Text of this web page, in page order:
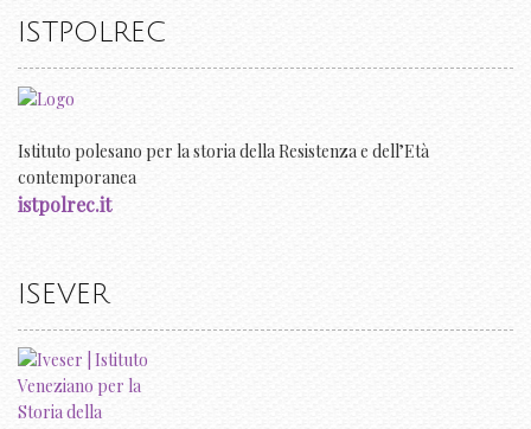
ISTPOLREC
Istituto polesano per la storia della Resistenza e dell’Età
contemporanea
istpolrec.it
ISEVER